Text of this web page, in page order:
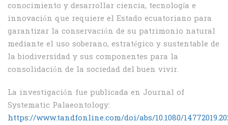
conocimiento y desarrollar ciencia, tecnología e
innovación que requiere el Estado ecuatoriano para
garantizar la conservación de su patrimonio natural
mediante el uso soberano, estratégico y sustentable de
la biodiversidad y sus componentes para la
consolidación de la sociedad del buen vivir.
La investigación fue publicada en Journal of
Systematic Palaeontology:
https://www.tandfonline.com/doi/abs/10.1080/